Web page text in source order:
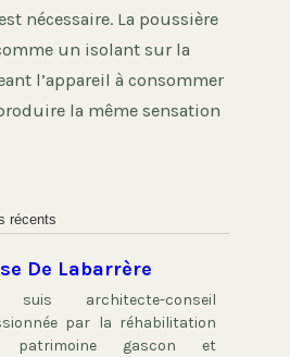
nécessaire. La poussière
un isolant sur la
l’appareil à consommer
la même sensation
récents
De Labarrère
suis architecte-conseil
par la réhabilitation
patrimoine gascon et